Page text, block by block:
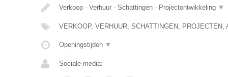
Verkoop - Verhuur - Schattingen - Projectontwikkeling ▼
VERKOOP, VERHUUR, SCHATTINGEN,
Openingstijden ▼
Sociale media: